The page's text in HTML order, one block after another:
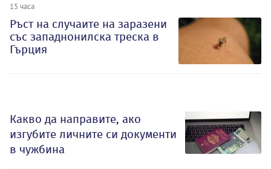
15 часа
Ръст на случаите на заразени
със западнонилска треска в
Гърция
Какво да направите, ако
изгубите личните си документи
в чужбина